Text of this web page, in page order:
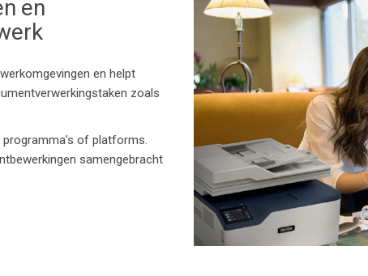
en
en helpt
zoals
of platforms.
samengebracht